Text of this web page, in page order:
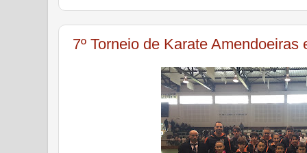
7º Torneio de Karate Amendoeiras